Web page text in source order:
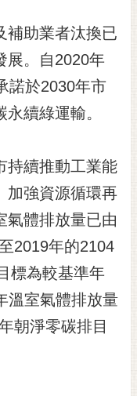
補助業者汰換已
展。自2020年
諾於2030年市
續綠運輸。
持續推動工業能
加強資源循環再
氣體排放量已由
2019年的2104
標為較基準年
溫室氣體排放量
朝淨零碳排目